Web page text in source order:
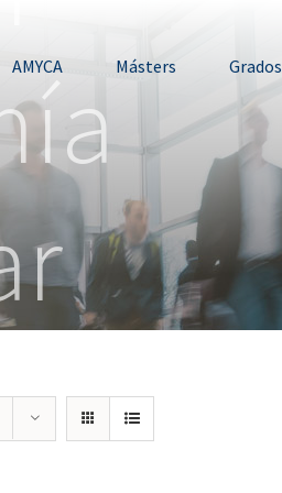
AMYCA Másters Grados